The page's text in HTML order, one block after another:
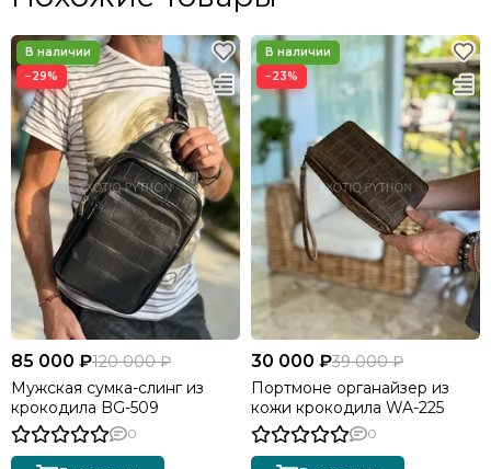
−29%
85 000 ₽120 000 ₽
Мужская сумка-слинг из
крокодила BG-509
0
−23%
30 000 ₽39 000 ₽
Портмоне органайзер из
кожи крокодила WA-225
0